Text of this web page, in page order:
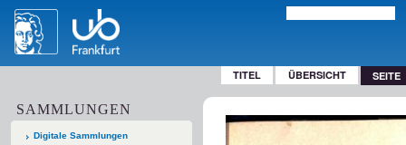
TITEL ÜBERSICHT SEITE
SAMMLUNGEN
Digitale Sammlungen